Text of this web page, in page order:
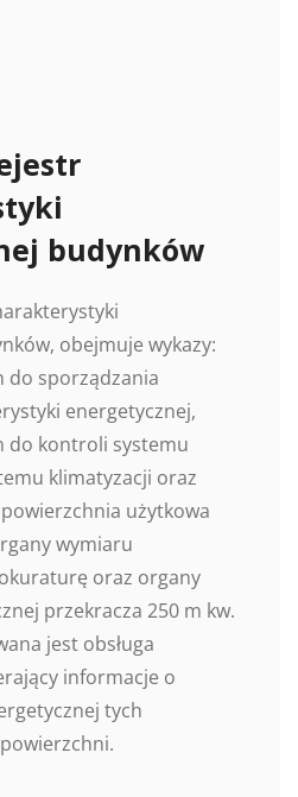
budynków
obejmuje wykazy:
do sporządzania
energetycznej,
do kontroli systemu
klimatyzacji oraz
użytkowa
wymiaru
oraz organy
przekracza 250 m kw.
jest obsługa
informacje o
tych